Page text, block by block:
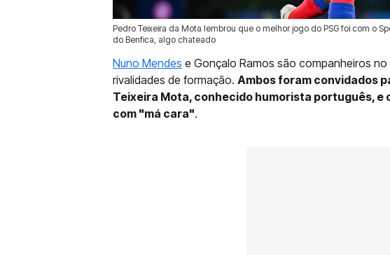
Pedro Teixeira da Mota lembrou que o melhor jogo do PSG foi com o
do Benfica, algo chateado
15 Jun 2026 | 18:03 | 0
Nuno Mendes e Gonçalo Ramos são companheiros
rivalidades de formação. Ambos foram convidados
Teixeira Mota, conhecido humorista português, e
com "má cara".